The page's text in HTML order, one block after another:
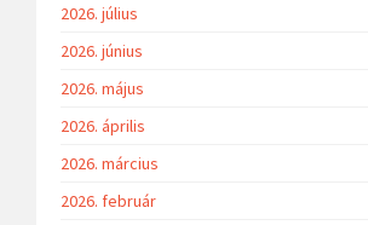
2026. július
2026. június
2026. május
2026. április
2026. március
2026. február